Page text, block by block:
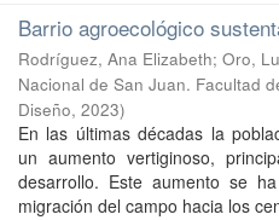
Barrio agroecológico
Rodríguez, Ana Elizabeth; Oro,
Nacional de San Juan. Facultad
Diseño, 2023)
En las últimas décadas la
un aumento vertiginoso,
desarrollo. Este aumento se
migración del campo hacia los